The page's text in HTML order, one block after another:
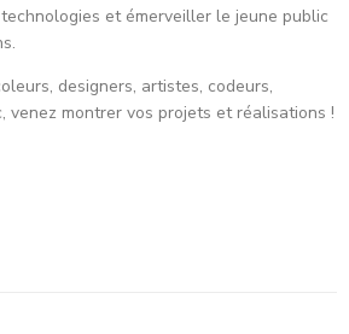
et émerveiller le jeune public
designers, artistes, codeurs,
venez montrer vos projets et réalisations !